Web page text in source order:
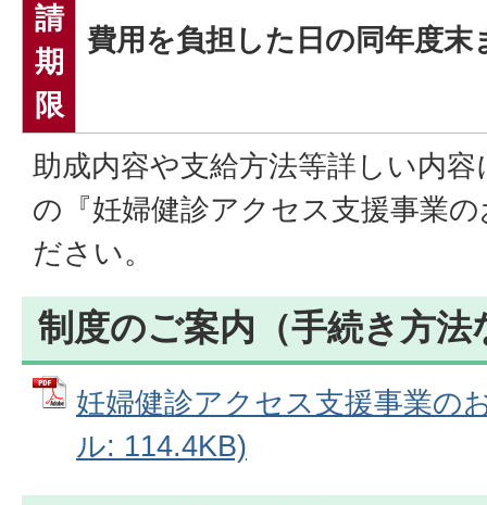
請
期
限
費用を負担した日の同年度末
助成内容や支給方法等詳しい内
の『妊婦健診アクセス支援事業
ださい。
制度のご案内（手続き方法
妊婦健診アクセス支援事業の
ル: 114.4KB)